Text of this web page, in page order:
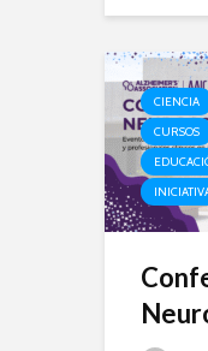
CIENCIA
CURSOS